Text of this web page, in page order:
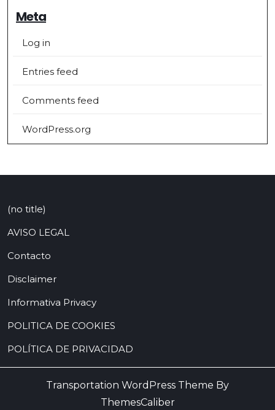
Meta
Log in
Entries feed
Comments feed
WordPress.org
(no title)
AVISO LEGAL
Contacto
Disclaimer
Informativa Privacy
POLITICA DE COOKIES
POLÍTICA DE PRIVACIDAD
Transportation WordPress Theme By
ThemesCaliber